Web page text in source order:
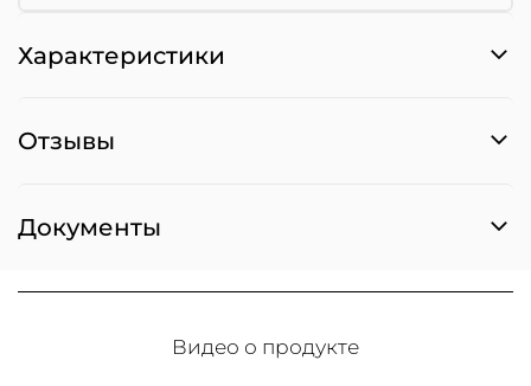
Характеристики
Отзывы
Документы
Видео о продукте